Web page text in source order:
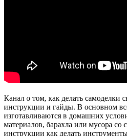
Канал о том, как делать самоделки
инструкции и гайды. В основном
изготавливаются в домашних
материалов, барахла или мусора со
инструкции как делать